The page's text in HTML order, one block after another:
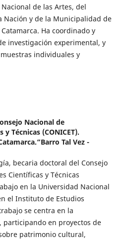
de las Artes, del
Nación y de la Municipalidad de
Ha coordinado y
investigación experimental, y
individuales y
Nacional de
Técnicas (CONICET).
Tal Vez -
becaria doctoral del Consejo
Científicas y Técnicas
en la Universidad Nacional
el Instituto de Estudios
se centra en la
participando en proyectos de
patrimonio cultural,